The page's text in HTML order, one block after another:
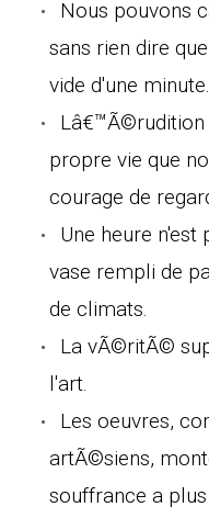
Nous pouvons
sans rien dire
vide d'une minute.
Lâ€™Ã©rudition
propre vie que
courage de
Une heure n'est
vase rempli de
de climats.
La vÃ©ritÃ©
l'art.
Les oeuvres,
artÃ©siens,
souffrance a